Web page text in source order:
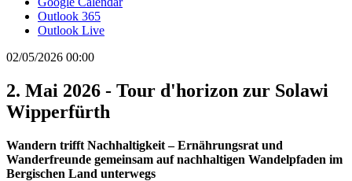
Outlook 365
Outlook Live
02/05/2026 00:00
2. Mai 2026 - Tour d'horizon zur Solawi
Wipperfürth
Wandern trifft Nachhaltigkeit – Ernährungsrat und
Wanderfreunde gemeinsam auf nachhaltigen Wandelpfaden im
Bergischen Land unterwegs